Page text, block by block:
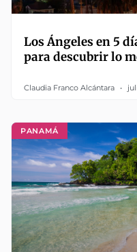
Los Ángeles en 5
para descubrir lo
Claudia Franco Alcántara
PANAMÁ